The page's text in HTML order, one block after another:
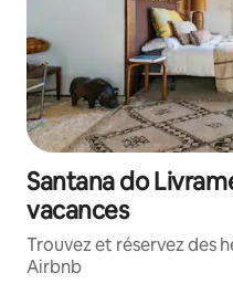
Santana do
vacances
Trouvez et réservez des
Airbnb